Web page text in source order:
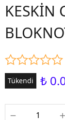
KESKİN
Tükendi ₺